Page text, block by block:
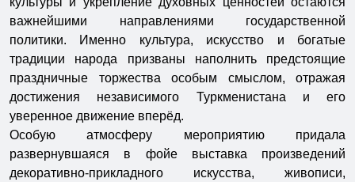
важнейшими направлениями государственной
политики. Именно культура, искусство и богатые
традиции народа призваны наполнить предстоящие
праздничные торжества особым смыслом, отражая
достижения независимого Туркменистана и его
уверенное движение вперёд.
Особую атмосферу мероприятию придала
развернувшаяся в фойе выставка произведений
декоративно-прикладного искусства, живописи,